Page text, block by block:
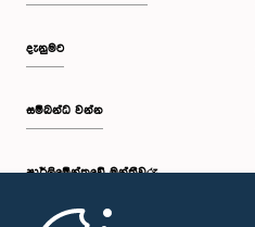
දැනුමට
සම්බන්ධ වන්න
පාර්ලි‌මේන්තුවේ මන්ත්‍රීවරු